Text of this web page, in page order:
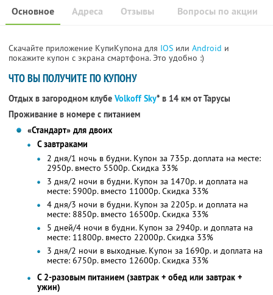
Основное Отзывы Вопросы по акции
Адреса
Скачайте приложение КупиКупона для IOS или Android и
покажите купон с экрана смартфона. Это удобно :)
ЧТО ВЫ ПОЛУЧИТЕ ПО КУПОНУ
Отдых в загородном клубе Volkoff Sky* в 14 км от Тарусы
Проживание в номере с питанием
«Стандарт» для двоих
С завтраками
2 дня/1 ночь в будни. Купон за 735р. доплата на месте:
2950р. вместо 5500р. Скидка 33%
3 дня/2 ночи в будни. Купон за 1470р. и доплата на
месте: 5900р. вместо 11000р. Скидка 33%
4 дня/3 ночи в будни. Купон за 2205р. и доплата на
месте: 8850р. вместо 16500р. Скидка 33%
5 дней/4 ночи в будни. Купон за 2940р. и доплата на
месте: 11800р. вместо 22000р. Скидка 33%
3 дня/2 ночи в выходные. Купон за 1690р. и доплата на
месте: 6750р. вместо 12600р. Скидка 33%
С 2-разовым питанием (завтрак + обед или завтрак +
ужин)